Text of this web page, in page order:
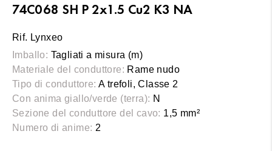
74C068 SH P 2x1.5 Cu2 K3 NA
Rif. Lynxeo
Imballo: Tagliati a misura (m)
Materiale del conduttore: Rame nudo
Tipo di conduttore: A trefoli, Classe 2
Con anima giallo/verde (terra): N
Sezione del conduttore del cavo: 1,5 mm²
Numero di anime: 2